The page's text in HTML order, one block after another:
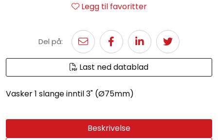
Legg til favoritter
Del på:
Last ned datablad
Vasker 1 slange inntil 3" (Ø75mm)
Beskrivelse